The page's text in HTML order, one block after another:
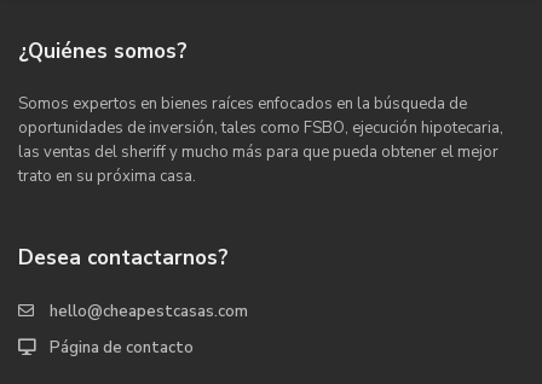
¿Quiénes somos?
Somos expertos en bienes raíces enfocados en la búsqueda de
oportunidades de inversión, tales como FSBO, ejecución hipotecaria,
las ventas del sheriff y mucho más para que pueda obtener el mejor
trato en su próxima casa.
Desea contactarnos?
hello@cheapestcasas.com
Página de contacto